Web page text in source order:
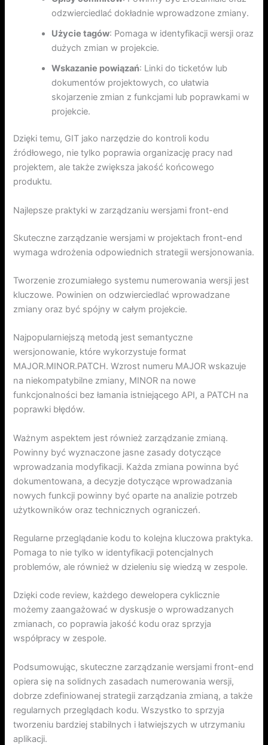
odzwierciedlać dokładnie wprowadzone zmiany.
Użycie tagów: Pomaga w identyfikacji wersji oraz
dużych zmian w projekcie.
Wskazanie powiązań: Linki do ticketów lub
dokumentów projektowych, co ułatwia
skojarzenie zmian z funkcjami lub poprawkami w
projekcie.
Dzięki temu, GIT jako narzędzie do kontroli kodu
źródłowego, nie tylko poprawia organizację pracy nad
projektem, ale także zwiększa jakość końcowego
produktu.
Najlepsze praktyki w zarządzaniu wersjami front-end
Skuteczne zarządzanie wersjami w projektach front-end
wymaga wdrożenia odpowiednich strategii wersjonowania.
Tworzenie zrozumiałego systemu numerowania wersji jest
kluczowe. Powinien on odzwierciedlać wprowadzane
zmiany oraz być spójny w całym projekcie.
Najpopularniejszą metodą jest semantyczne
wersjonowanie, które wykorzystuje format
MAJOR.MINOR.PATCH. Wzrost numeru MAJOR wskazuje
na niekompatybilne zmiany, MINOR na nowe
funkcjonalności bez łamania istniejącego API, a PATCH na
poprawki błędów.
Ważnym aspektem jest również zarządzanie zmianą.
Powinny być wyznaczone jasne zasady dotyczące
wprowadzania modyfikacji. Każda zmiana powinna być
dokumentowana, a decyzje dotyczące wprowadzania
nowych funkcji powinny być oparte na analizie potrzeb
użytkowników oraz technicznych ograniczeń.
Regularne przeglądanie kodu to kolejna kluczowa praktyka.
Pomaga to nie tylko w identyfikacji potencjalnych
problemów, ale również w dzieleniu się wiedzą w zespole.
Dzięki code review, każdego dewelopera cyklicznie
możemy zaangażować w dyskusje o wprowadzanych
zmianach, co poprawia jakość kodu oraz sprzyja
współpracy w zespole.
Podsumowując, skuteczne zarządzanie wersjami front-end
opiera się na solidnych zasadach numerowania wersji,
dobrze zdefiniowanej strategii zarządzania zmianą, a także
regularnych przeglądach kodu. Wszystko to sprzyja
tworzeniu bardziej stabilnych i łatwiejszych w utrzymaniu
aplikacji.